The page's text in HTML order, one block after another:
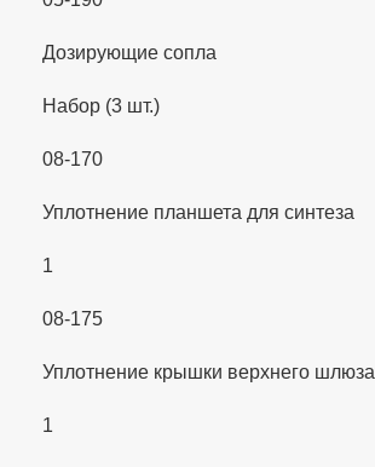
Дозирующие сопла
Набор (3 шт.)
08-170
Уплотнение планшета для синтеза
1
08-175
Уплотнение крышки верхнего шлюза
1